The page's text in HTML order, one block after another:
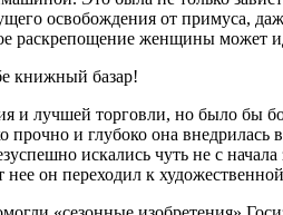
освобождения от примуса,
раскрепощение женщины может
книжный базар!
и лучшей торговли, но было бы
прочно и глубоко она
искались чуть не с
он переходил к